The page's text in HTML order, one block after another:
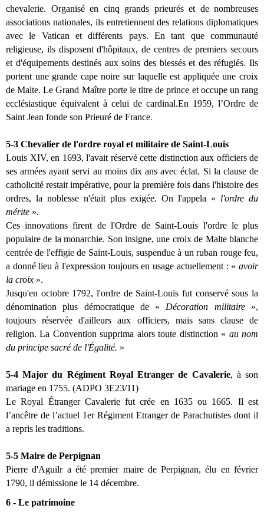
chevalerie. Organisé en cinq grands prieurés et de nombreuses
associations nationales, ils entretiennent des relations diplomatiques
avec le Vatican et différents pays. En tant que communauté
religieuse, ils disposent d'hôpitaux, de centres de premiers secours
et d'équipements destinés aux soins des blessés et des réfugiés. Ils
portent une grande cape noire sur laquelle est appliquée une croix
de Malte. Le Grand Maître porte le titre de prince et occupe un rang
ecclésiastique équivalent à celui de cardinal.En 1959, l’Ordre de
Saint Jean fonde son Prieuré de France.
5-3 Chevalier de l'ordre royal et militaire de Saint-Louis
Louis XIV, en 1693, l'avait réservé cette distinction aux officiers de
ses armées ayant servi au moins dix ans avec éclat. Si la clause de
catholicité restait impérative, pour la première fois dans l'histoire des
ordres, la noblesse n'était plus exigée. On l'appela « l'ordre du
mérite ».
Ces innovations firent de l'Ordre de Saint-Louis l'ordre le plus
populaire de la monarchie. Son insigne, une croix de Malte blanche
centrée de l'effigie de Saint-Louis, suspendue à un ruban rouge feu,
a donné lieu à l'expression toujours en usage actuellement : « avoir
la croix ».
Jusqu'en octobre 1792, l'ordre de Saint-Louis fut conservé sous la
dénomination plus démocratique de « Décoration militaire»,
toujours réservée d'ailleurs aux officiers, mais sans clause de
religion. La Convention supprima alors toute distinction « au nom
du principe sacré de l'Égalité. »
5-4 Major du Régiment Royal Etranger de Cavalerie, à son
mariage en 1755. (ADPO 3E23/11)
Le Royal Étranger Cavalerie fut crée en 1635 ou 1665. Il est
l’ancêtre de l’actuel 1er Régiment Etranger de Parachutistes dont il
a repris les traditions.
5-5 Maire de Perpignan
Pierre d'Aguilr a été premier maire de Perpignan, élu en février
1790, il démissione le 14 décembre.
6 - Le patrimoine